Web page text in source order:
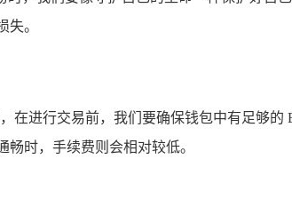
。
在进行交易前，我们要确保钱包中有足够
时，手续费则会相对较低。